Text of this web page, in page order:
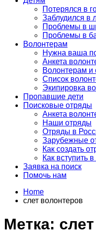
Потерялся в
Заблудился в
Проблемы в
Проблемы в
Волонтерам
Нужна ваша
Анкета
Волонтерам и
Список
Экипировка
Пропавшие дети
Поисковые отряды
Анкета
Наши отряды
Отряды в
Зарубежные
Как создать
Как вступить
Заявка на поиск
Помочь нам
Home
слет волонтеров
Метка: